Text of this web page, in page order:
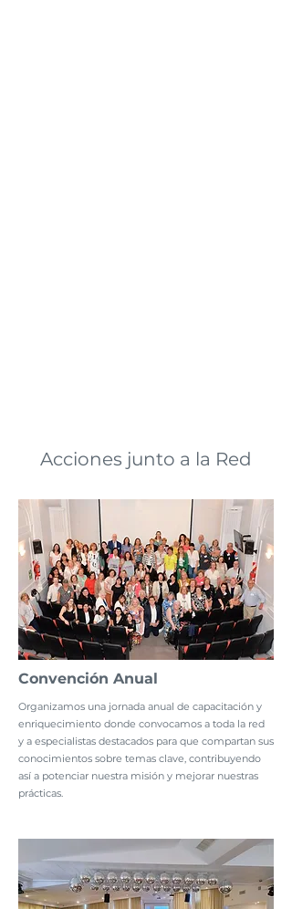
Acciones junto a la Red
Convención Anual
Organizamos una jornada anual de capacitación y
enriquecimiento donde convocamos a toda la red
y a especialistas destacados para que compartan sus
conocimientos sobre temas clave, contribuyendo
así a potenciar nuestra misión y mejorar nuestras
prácticas.